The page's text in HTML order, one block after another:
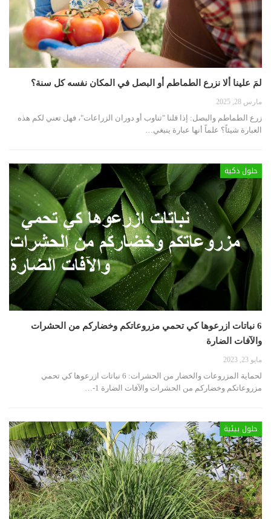
لمَ علينا ألا نزرع الطماطم أو البصل في المكان نفسه كل سنة؟
مارس 28, 2025
زرع الطماطم والبصل: إذا قلنا "تناوب أو دوران الزراعات"، فهل تعني لكم هذه
العبارة شيئاً؟ علماً أنها عبارة ينبغي…
حلول ذكية
6 نباتات ازرعوها كي تحمي مزروعاتكم وخضاركم من الحشرات
والآفات الضارة
مايو 23, 2023
لحماية المزروعات والخضار من الحشرات: 6 نباتات ازرعوها كي تحمي
مزروعاتكم وخضاركم من الحشرات والآفات الضارة 1-
حلول بيئية